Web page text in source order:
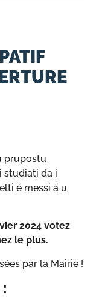
prupostu
studiati da i
è messi à u
2024 votez
le plus.
par la Mairie !